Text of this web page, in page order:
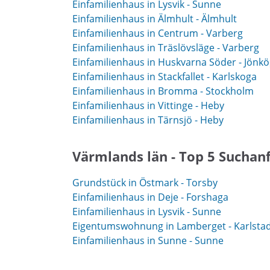
Einfamilienhaus in Lysvik - Sunne
Einfamilienhaus in Älmhult - Älmhult
Einfamilienhaus in Centrum - Varberg
Einfamilienhaus in Träslövsläge - Varberg
Einfamilienhaus in Huskvarna Söder -
Einfamilienhaus in Stackfallet - Karlskoga
Einfamilienhaus in Bromma - Stockholm
Einfamilienhaus in Vittinge - Heby
Einfamilienhaus in Tärnsjö - Heby
Värmlands län - Top 5
Grundstück in Östmark - Torsby
Einfamilienhaus in Deje - Forshaga
Einfamilienhaus in Lysvik - Sunne
Eigentumswohnung in Lamberget -
Einfamilienhaus in Sunne - Sunne